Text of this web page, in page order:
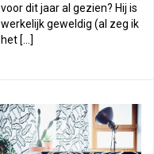
voor dit jaar al gezien? Hij is
werkelijk geweldig (al zeg ik
het […]